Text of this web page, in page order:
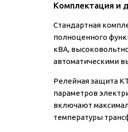
Комплектация и
Стандартная
полноценного
кВА,
автоматическими
Релейная защита
параметров
включают
температуры